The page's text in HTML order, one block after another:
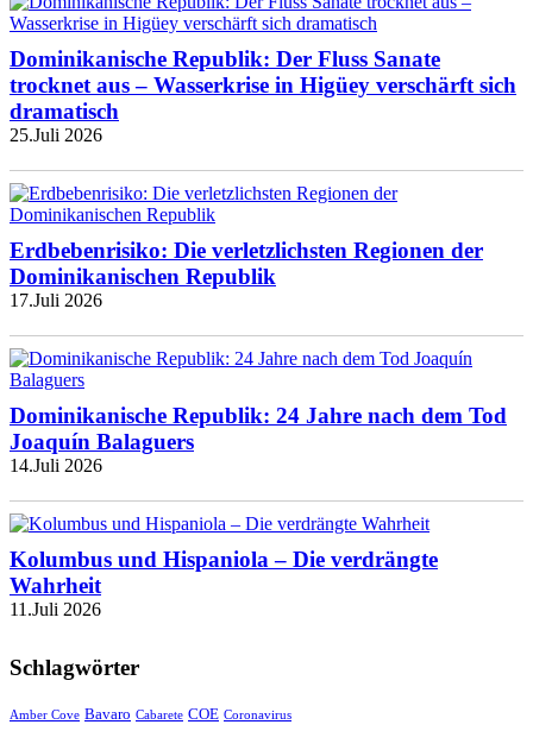
Dominikanische Republik: Der Fluss Sanate
trocknet aus – Wasserkrise in Higüey verschärft sich
dramatisch
25.Juli 2026
Erdbebenrisiko: Die verletzlichsten Regionen der
Dominikanischen Republik
17.Juli 2026
Dominikanische Republik: 24 Jahre nach dem Tod
Joaquín Balaguers
14.Juli 2026
Kolumbus und Hispaniola – Die verdrängte
Wahrheit
11.Juli 2026
Schlagwörter
Amber Cove Bavaro Cabarete COE Coronavirus